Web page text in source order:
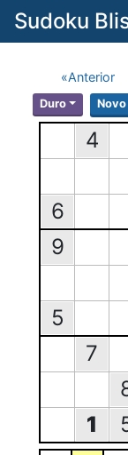
Sudoku
«Anterior
Duro
4
6
9
5
7
1